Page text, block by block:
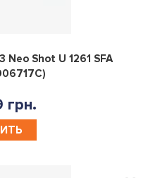
0
Neo Shot U 1261 SFA
грн.